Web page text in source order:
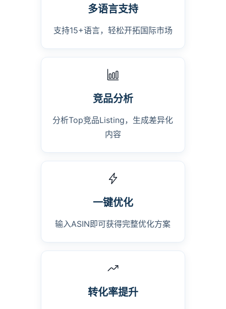
多语言支持
支持15+语言，轻松开拓国际市场
竞品分析
分析Top竞品Listing，生成差异化
内容
一键优化
输入ASIN即可获得完整优化方案
转化率提升